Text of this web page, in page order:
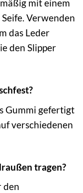
mit einem
Verwenden
das Leder
den Slipper
Gummi gefertigt
verschiedenen
tragen?
den